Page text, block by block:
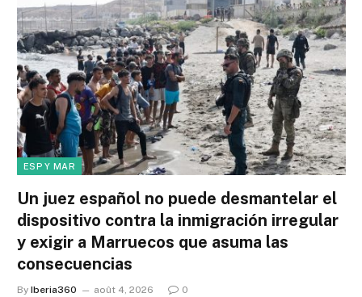
ESP Y MAR
Un juez español no puede desmantelar el
dispositivo contra la inmigración irregular
y exigir a Marruecos que asuma las
consecuencias
By Iberia360 août 4, 2026 0